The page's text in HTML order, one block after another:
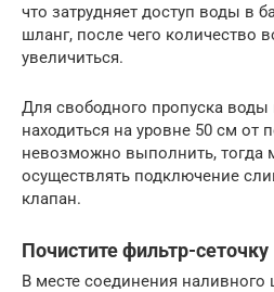
что затрудняет доступ воды в
шланг, после чего количество
увеличиться.
Для свободного пропуска
находиться на уровне 50 см от
невозможно выполнить, тогда
осуществлять подключение
клапан.
Почистите фильтр-сеточку
В месте соединения наливного